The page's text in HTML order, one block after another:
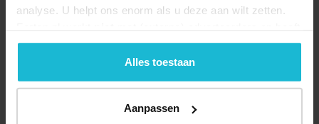
analyse. U helpt ons enorm als u deze aan wilt zetten.
geen commerciële doelstelling. U kunt deze cookies via
de knoppen accepteren, beheren of weigeren.
Alles toestaan
Aanpassen
© 2026 Stichting Forten Nederland